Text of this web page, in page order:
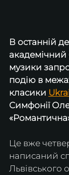
В останній
академічний
музики
подію в
класики
Симфонії
Це вже
написаний
Львівського